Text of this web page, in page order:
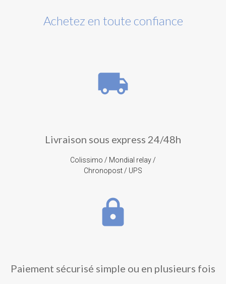
Achetez en toute confiance
local_shipping
Livraison sous express 24/48h
Colissimo / Mondial relay /
Chronopost / UPS
lock
Paiement sécurisé simple ou en plusieurs fois